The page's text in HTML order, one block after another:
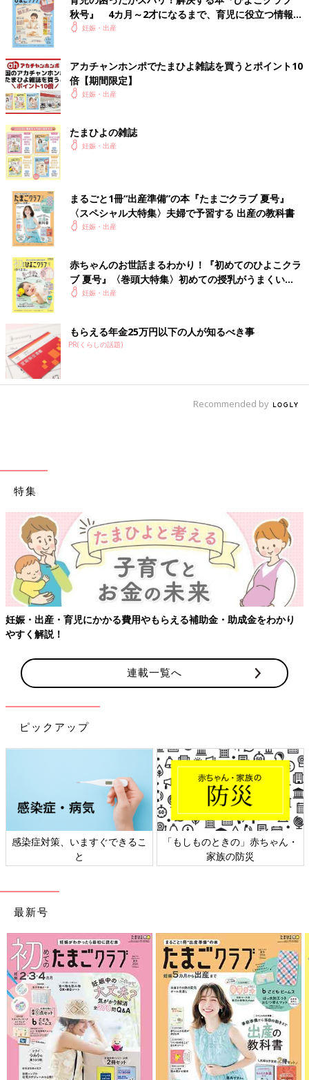
秋号』 4カ月～2才になるまで、育児に役立つ情報が
いっぱい！
妊娠・出産
アカチャンホンポでたまひよ雑誌を買うとポイント10
倍【期間限定】
妊娠・出産
たまひよの雑誌
妊娠・出産
まるごと1冊“出産準備”の本『たまごクラブ 夏号』
〈スペシャル大特集〉夫婦で予習する 出産の教科書
妊娠・出産
赤ちゃんのお世話まるわかり！『初めてのひよこクラ
ブ 夏号』〈巻頭大特集〉初めての授乳がうまくい
く！ おっぱい・ミルクの基本と夏のトラブル 解決テ
妊娠・出産
もらえる年金25万円以下の人が知るべき事
PR(くらしの話題)
Recommended by
特集
妊娠・出産・育児にかかる費用やもらえる補助金・助成金をわかり
やすく解説！
連載一覧へ
ピックアップ
感染症対策、いますぐできるこ
と
「もしものときの」赤ちゃん・
家族の防災
最新号